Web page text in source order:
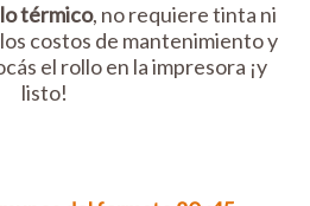
térmico, no requiere tinta ni
costos de mantenimiento y
el rollo en la impresora ¡y
listo!